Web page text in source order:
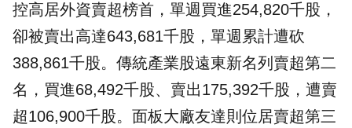
控高居外資賣超榜首，單週買進254,820千股，
卻被賣出高達643,681千股，單週累計遭砍
388,861千股。傳統產業股遠東新名列賣超第二
名，買進68,492千股、賣出175,392千股，遭賣
超106,900千股。面板大廠友達則位居賣超第三